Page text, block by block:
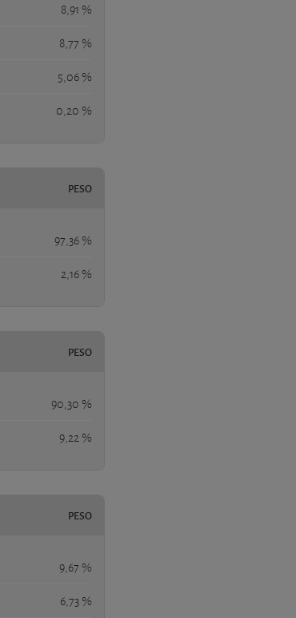
8,91 %
8,77 %
5,06 %
0,20 %
PESO
97,36 %
2,16 %
PESO
90,30 %
9,22 %
PESO
9,67 %
6,73 %